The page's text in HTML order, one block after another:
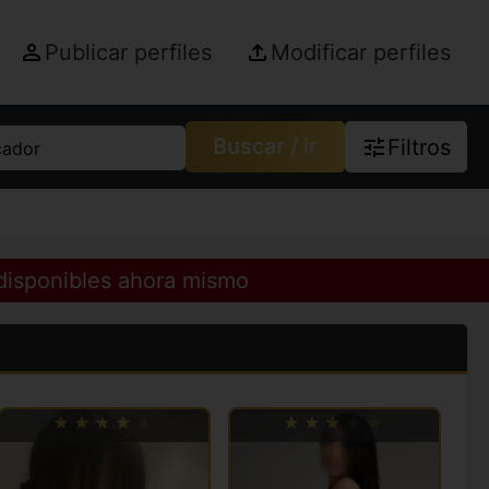
Publicar perfiles Modificar perfiles
Buscar / ir Filtros
ahora mismo